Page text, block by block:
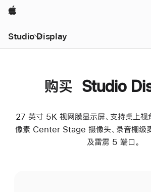
Apple
Studio Display
购买 Studio
27 英寸 5K 视网膜显示屏、支持桌上
像素 Center Stage 摄像头、录音棚级
及雷雳 5 端口。